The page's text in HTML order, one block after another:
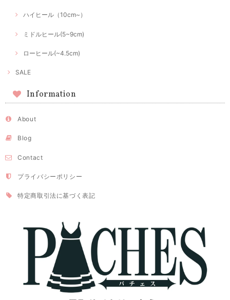
ハイヒール（10cm~）
ミドルヒール(5~9cm)
ローヒール(~4.5cm)
SALE
Information
About
Blog
Contact
プライバシーポリシー
特定商取引法に基づく表記